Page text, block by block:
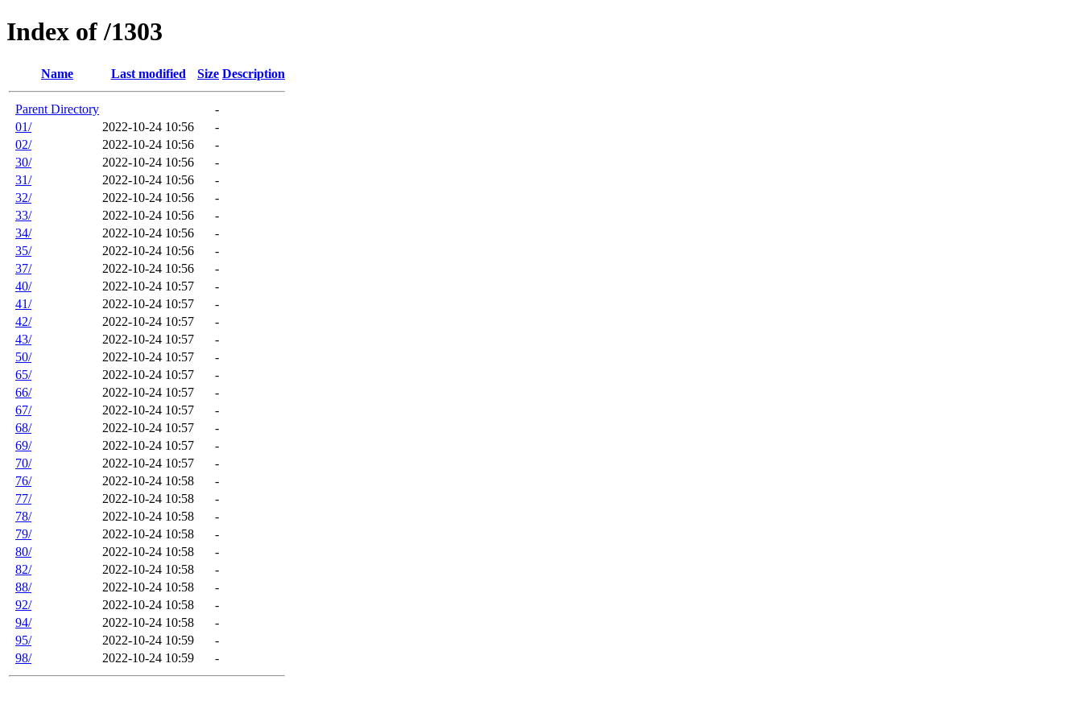
Index of /1303
Name Last modified Size Description
Parent Directory
-
01/
2022-10-24 10:56
-
02/
2022-10-24 10:56
-
30/
2022-10-24 10:56
-
31/
2022-10-24 10:56
-
32/
2022-10-24 10:56
-
33/
2022-10-24 10:56
-
34/
2022-10-24 10:56
-
35/
2022-10-24 10:56
-
37/
2022-10-24 10:56
-
40/
2022-10-24 10:57
-
41/
2022-10-24 10:57
-
42/
2022-10-24 10:57
-
43/
2022-10-24 10:57
-
50/
2022-10-24 10:57
-
65/
2022-10-24 10:57
-
66/
2022-10-24 10:57
-
67/
2022-10-24 10:57
-
68/
2022-10-24 10:57
-
69/
2022-10-24 10:57
-
70/
2022-10-24 10:57
-
76/
2022-10-24 10:58
-
77/
2022-10-24 10:58
-
78/
2022-10-24 10:58
-
79/
2022-10-24 10:58
-
80/
2022-10-24 10:58
-
82/
2022-10-24 10:58
-
88/
2022-10-24 10:58
-
92/
2022-10-24 10:58
-
94/
2022-10-24 10:58
-
95/
2022-10-24 10:59
-
98/
2022-10-24 10:59 -